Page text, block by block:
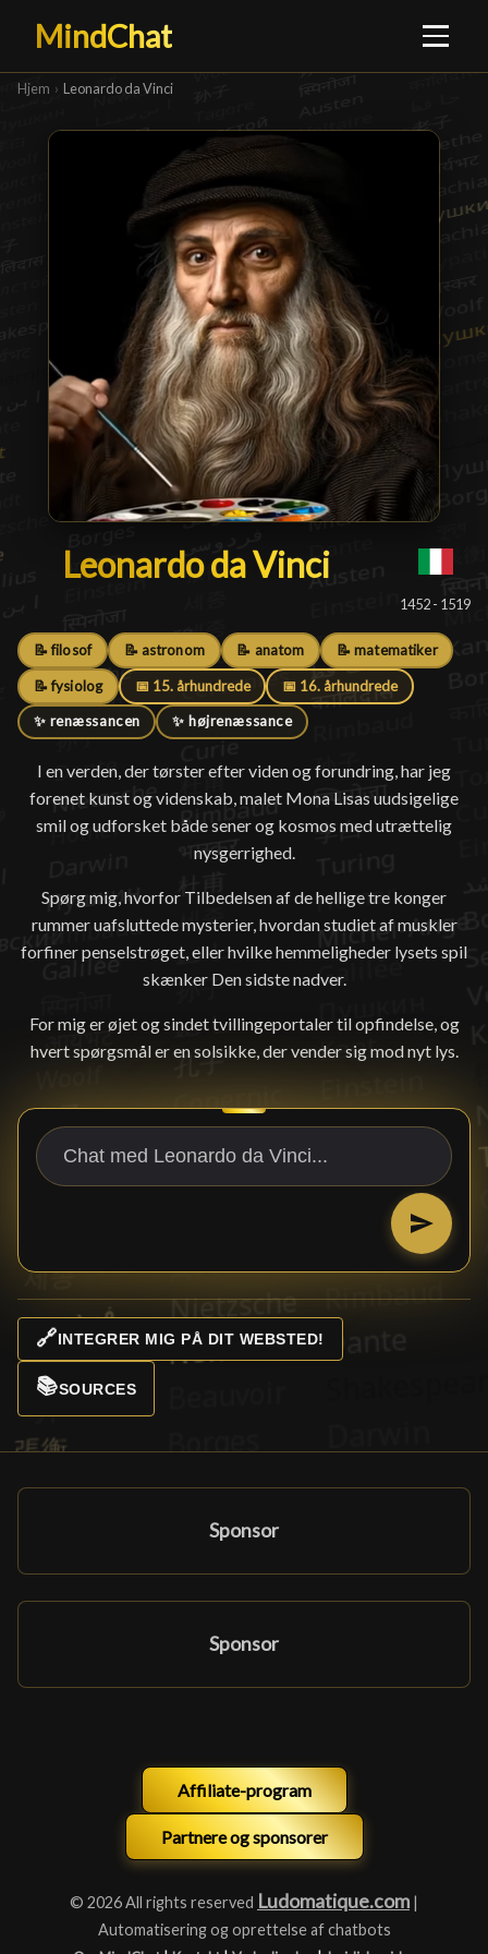
MindChat
Hjem › Leonardo da Vinci
Leonardo da Vinci
Leonardo da Vinci
1452 - 1519
📝 filosof 📝 astronom 📝 anatom 📝 matematiker
📝 fysiolog 📅 15. århundrede 📅 16. århundrede
✨ renæssancen ✨ højrenæssance
I en verden, der tørster efter viden og forundring, har jeg
forenet kunst og videnskab, malet Mona Lisas uudsigelige
smil og udforsket både sener og kosmos med utrættelig
nysgerrighed.
Spørg mig, hvorfor Tilbedelsen af de hellige tre konger
rummer uafsluttede mysterier, hvordan studiet af muskler
forfiner penselstrøget, eller hvilke hemmeligheder lysets spil
skænker Den sidste nadver.
For mig er øjet og sindet tvillingeportaler til opfindelse, og
hvert spørgsmål er en solsikke, der vender sig mod nyt lys.
🔗INTEGRER MIG PÅ DIT WEBSTED!
📚SOURCES
Sponsor
Sponsor
Affiliate-program
Partnere og sponsorer
© 2026 All rights reserved Ludomatique.com |
Automatisering og oprettelse af chatbots